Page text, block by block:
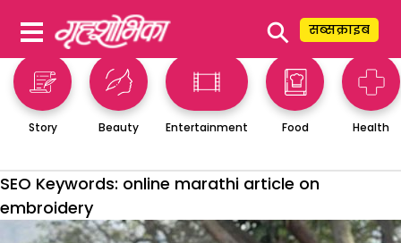
⚲ सब्सक्राइब
Story Beauty Entertainment Food Health
SEO Keywords: online marathi article on
embroidery